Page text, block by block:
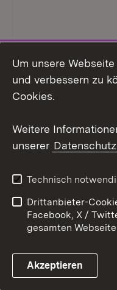
Schulartübergreifend
Die Servicestelle
Zusammenhang
Mehr
Um unsere
und verbessern zu
Cookies.
Weitere
unserer
Technisch
Drittanbieter-
Facebook, X /
gesamten
Akzeptieren